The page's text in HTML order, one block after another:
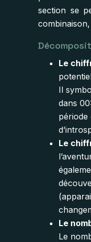
section se
Le
Il
dans
Le
Le
Le